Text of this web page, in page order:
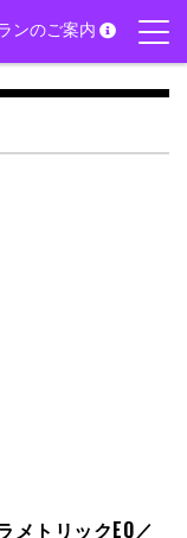
ンのご案内
メトリックEQ／